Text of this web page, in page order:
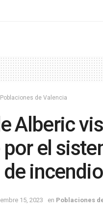
Poblaciones de Valencia
Alberic
el
15, 2023 en Poblaciones